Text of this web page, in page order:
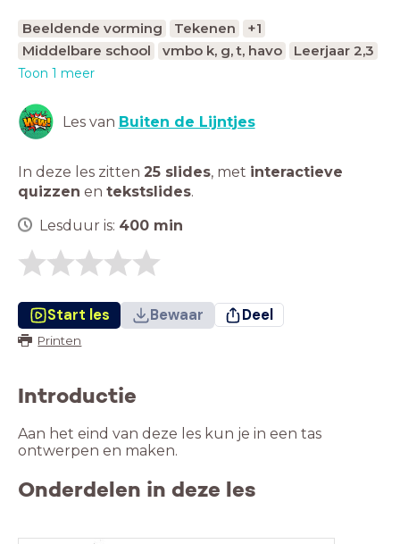
Beeldende vorming Tekenen
+1
Middelbare school
vmbo k, g, t, havo Leerjaar 2,3
Toon 1 meer
Les van Buiten de Lijntjes
In deze les zitten 25 slides, met interactieve
quizzen en tekstslides.
Lesduur is: 400 min
Start les Bewaar Deel
Printen
Introductie
Aan het eind van deze les kun je in een tas
ontwerpen en maken.
Onderdelen in deze les